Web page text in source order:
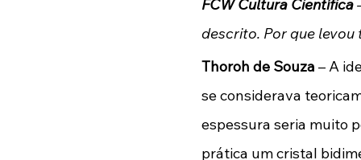
FCW Cultura Científica
descrito. Por que
Thoroh de Souza – A
se considerava
espessura seria muito
prática um cristal